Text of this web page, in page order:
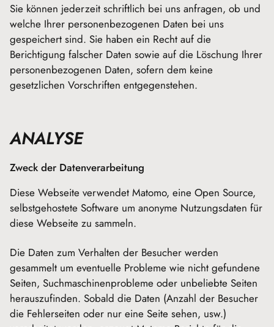
Sie können jederzeit schriftlich bei uns anfragen, ob und
welche Ihrer personenbezogenen Daten bei uns
gespeichert sind. Sie haben ein Recht auf die
Berichtigung falscher Daten sowie auf die Löschung Ihrer
personenbezogenen Daten, sofern dem keine
gesetzlichen Vorschriften entgegenstehen.
ANALYSE
Zweck der Datenverarbeitung
Diese Webseite verwendet Matomo, eine Open Source,
selbstgehostete Software um anonyme Nutzungsdaten für
diese Webseite zu sammeln.
Die Daten zum Verhalten der Besucher werden
gesammelt um eventuelle Probleme wie nicht gefundene
Seiten, Suchmaschinenprobleme oder unbeliebte Seiten
herauszufinden. Sobald die Daten (Anzahl der Besucher
die Fehlerseiten oder nur eine Seite sehen, usw.)